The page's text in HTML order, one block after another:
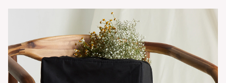
• Fermeture à bouton et zip